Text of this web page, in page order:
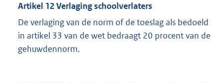
Artikel 12 Verlaging schoolverlaters
De verlaging van de norm of de toeslag als bedoeld
in artikel 33 van de wet bedraagt 20 procent van de
gehuwdennorm.